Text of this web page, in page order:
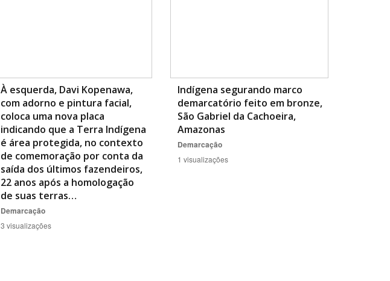
À esquerda, Davi Kopenawa,
com adorno e pintura facial,
coloca uma nova placa
indicando que a Terra Indígena
é área protegida, no contexto
de comemoração por conta da
saída dos últimos fazendeiros,
22 anos após a homologação
de suas terras…
Demarcação
3 visualizações
Indígena segurando marco
demarcatório feito em bronze,
São Gabriel da Cachoeira,
Amazonas
Demarcação
1 visualizações